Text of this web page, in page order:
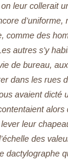
leur collerait
comme des
autres s’y
de bureau,
dans les rues
avaient dicté
alors
leur
des
dactylographe